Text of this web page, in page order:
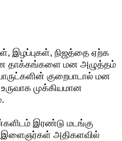
இழப்புகள், நிஜத்தை ஏற்க
தாக்கங்களை மன அழுத்தம்
குறைபாடால் மன
முக்கியமான
இரண்டு மடங்கு
இளைஞர்கள் அதிகளவில்